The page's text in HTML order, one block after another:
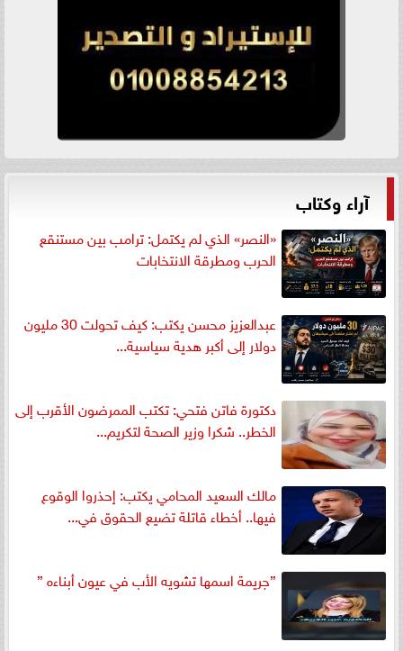
آراء وكتاب
«النصر» الذي لم يكتمل: ترامب بين مستنقع
الحرب ومطرقة الانتخابات
عبدالعزيز محسن يكتب: كيف تحولت 30 مليون
دولار إلى أكبر هدية سياسية...
دكتورة فاتن فتحي: تكتب الممرضون الأقرب إلى
الخطر.. شكرا وزير الصحة لتكريم...
مالك السعيد المحامي يكتب: إحذروا الوقوع
فيها.. أخطاء قاتلة تضيع الحقوق في...
”جريمة اسمها تشويه الأب في عيون أبناءه ”